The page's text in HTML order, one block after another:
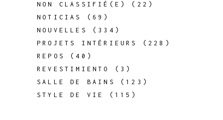
NON CLASSIFIÉ(E)
(22)
NOTICIAS
(69)
NOUVELLES
(334)
PROJETS INTÉRIEURS
(228)
REPOS
(40)
REVESTIMIENTO
(3)
SALLE DE BAINS
(123)
STYLE DE VIE
(115)